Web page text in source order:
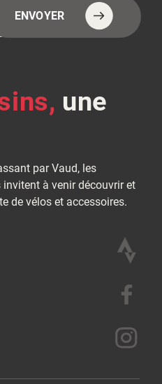
ENVOYER
une
par Vaud, les
à venir découvrir et
de vélos et accessoires.